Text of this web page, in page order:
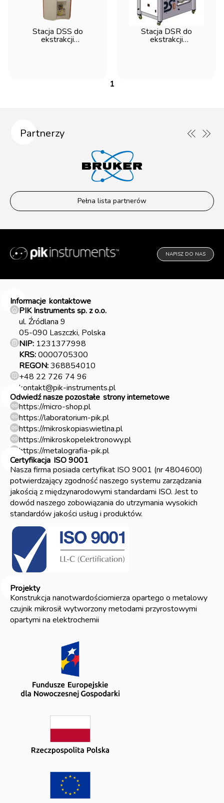
Stacja DSS do
ekstrakcji
Stacja DSR do
ekstrakcji
1
Partnerzy
Pełna lista partnerów
NAPISZ DO NAS
Informacje kontaktowe
PIK Instruments sp. z o.o.
ul. Źródlana 9
05-090 Laszczki, Polska
NIP: 1231377998
KRS:0000705300
REGON:368854010
+48 22 726 74 96
kontakt@pik-instruments.pl
Odwiedź nasze pozostałe strony internetowe
https://micro-shop.pl
https://laboratorium-pik.pl
https://mikroskopiaswietlna.pl
https://mikroskopelektronowy.pl
https://metalografia-pik.pl
Certyfikacja ISO 9001
Nasza firma posiada certyfikat ISO 9001 (nr 4804600)
potwierdzający zgodność naszego systemu zarządzania
jakością z międzynarodowymi standardami ISO. Jest to
dowód naszego zobowiązania do utrzymania wysokich
standardów jakości usług i produktów.
Projekty
Konstrukcja nanotwardościomierza opartego o metalowy
czujnik mikrosił wytworzony metodami przyrostowymi
opartymi na elektrochemii